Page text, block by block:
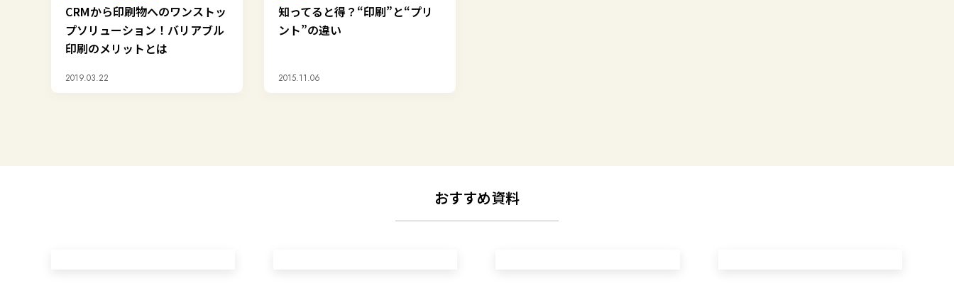
CRMから印刷物へのワンストッ
プソリューション！バリアブル
印刷のメリットとは
2019.03.22
知ってると得？“印刷”と“プリ
ント”の違い
2015.11.06
おすすめ資料